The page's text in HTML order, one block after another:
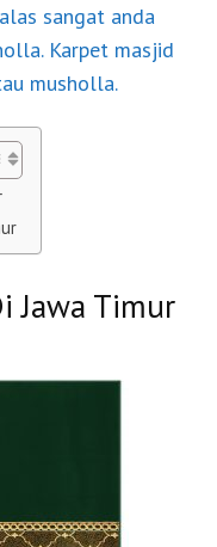
sangat anda
Karpet masjid
musholla.
Jawa Timur